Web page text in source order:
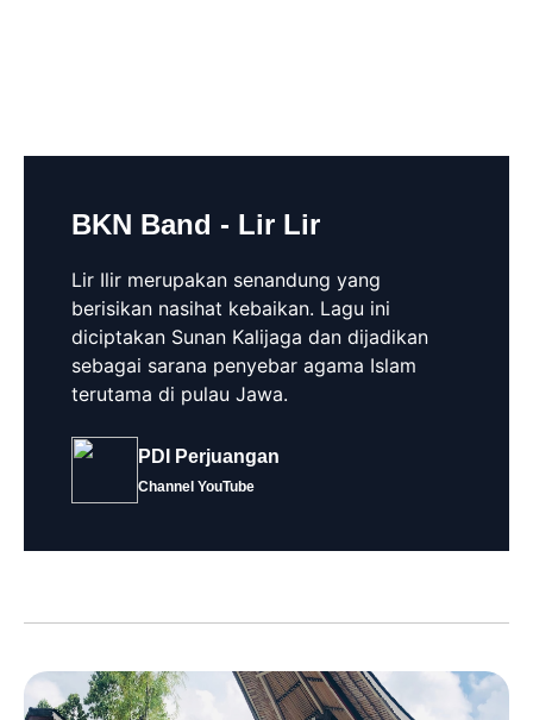
BKN Band - Lir Lir
Lir Ilir merupakan senandung yang
berisikan nasihat kebaikan. Lagu ini
diciptakan Sunan Kalijaga dan dijadikan
sebagai sarana penyebar agama Islam
terutama di pulau Jawa.
PDI Perjuangan
Channel YouTube